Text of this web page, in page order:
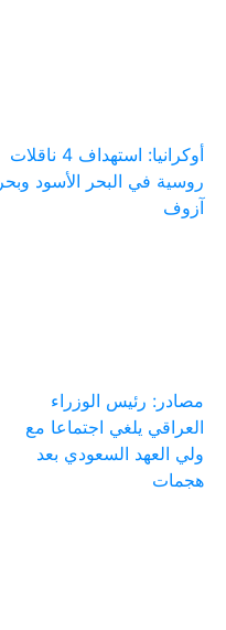
أوكرانيا: استهداف 4 ناقلات
روسية في البحر الأسود وبحر
آزوف
مصادر: رئيس الوزراء
العراقي يلغي اجتماعا مع
ولي العهد السعودي بعد
هجمات